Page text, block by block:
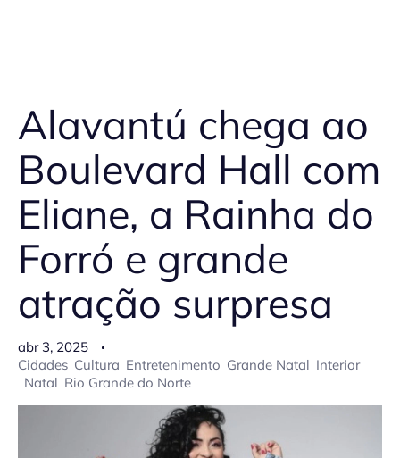
Alavantú chega ao
Boulevard Hall com
Eliane, a Rainha do
Forró e grande
atração surpresa
abr 3, 2025
Cidades Cultura Entretenimento Grande Natal Interior
Natal Rio Grande do Norte